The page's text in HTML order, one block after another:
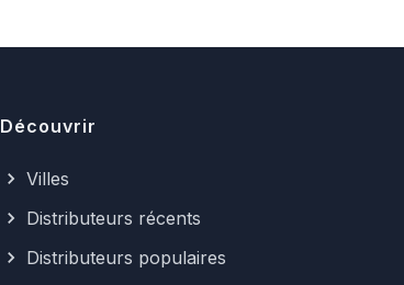
Découvrir
Villes
Distributeurs récents
Distributeurs populaires